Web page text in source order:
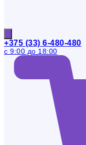
+375 (33) 6-480-480
с 9:00 до 18:00